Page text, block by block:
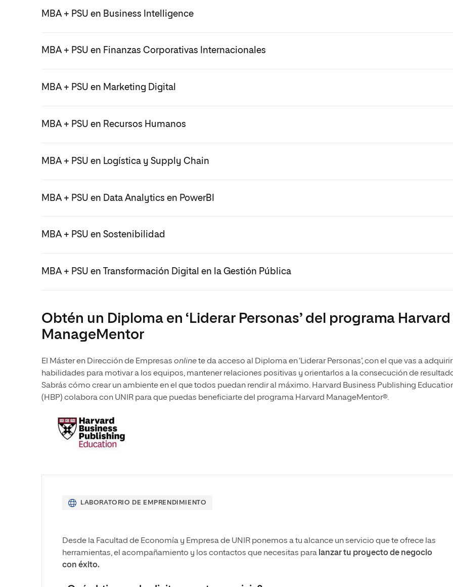
MBA + PSU en Business Intelligence
MBA + PSU en Finanzas Corporativas Internacionales
MBA + PSU en Marketing Digital
MBA + PSU en Recursos Humanos
MBA + PSU en Logística y Supply Chain
MBA + PSU en Data Analytics en PowerBI
MBA + PSU en Sostenibilidad
MBA + PSU en Transformación Digital en la Gestión Pública
Obtén un Diploma en ‘Liderar Personas’ del programa Harvard
ManageMentor
El Máster en Dirección de Empresas onlinete da acceso al Diploma en ‘Liderar Personas’, con el que vas a
habilidades para motivar a los equipos, mantener relaciones positivas y orientarlos a la consecución de
Sabrás cómo crear un ambiente en el que todos puedan rendir al máximo. Harvard Business Publishing
(HBP) colabora con UNIR para que puedas beneficiarte del programa Harvard ManageMentor®.
LABORATORIO DE EMPRENDIMIENTO
Desde la Facultad de Economía y Empresa de UNIR ponemos a tu alcance un servicio que te ofrece las
herramientas, el acompañamiento y los contactos que necesitas para lanzar tu proyecto de negocio
con éxito.